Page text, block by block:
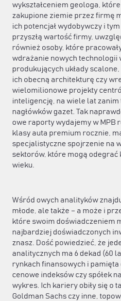
wykształceniem geologa,
zakupione ziemie przez firmę
ich potencjał wydobywczy i
przyszłą wartość firmy,
również osoby, które
wdrażanie nowych technologii
produkujących układy
ich obecną architekturę czy
wielomilionowe projekty
inteligencję, na wiele lat zanim
nagłówków gazet. Tak
owe raporty wydajemy w MPB
klasy auta premium rocznie,
specjalistyczne spojrzenie na
sektorów, które mogą odegrać
wieku.
Wśród owych analityków
młode, ale także – a może i
które swoim doświadczeniem
najbardziej doświadczonych
znasz. Dość powiedzieć, że
analitycznych ma 6 dekad (60
rynkach finansowych i pamięta
cenowe indeksów czy spółek
wykres. Ich kariery obiły się o
Goldman Sachs czy inne,